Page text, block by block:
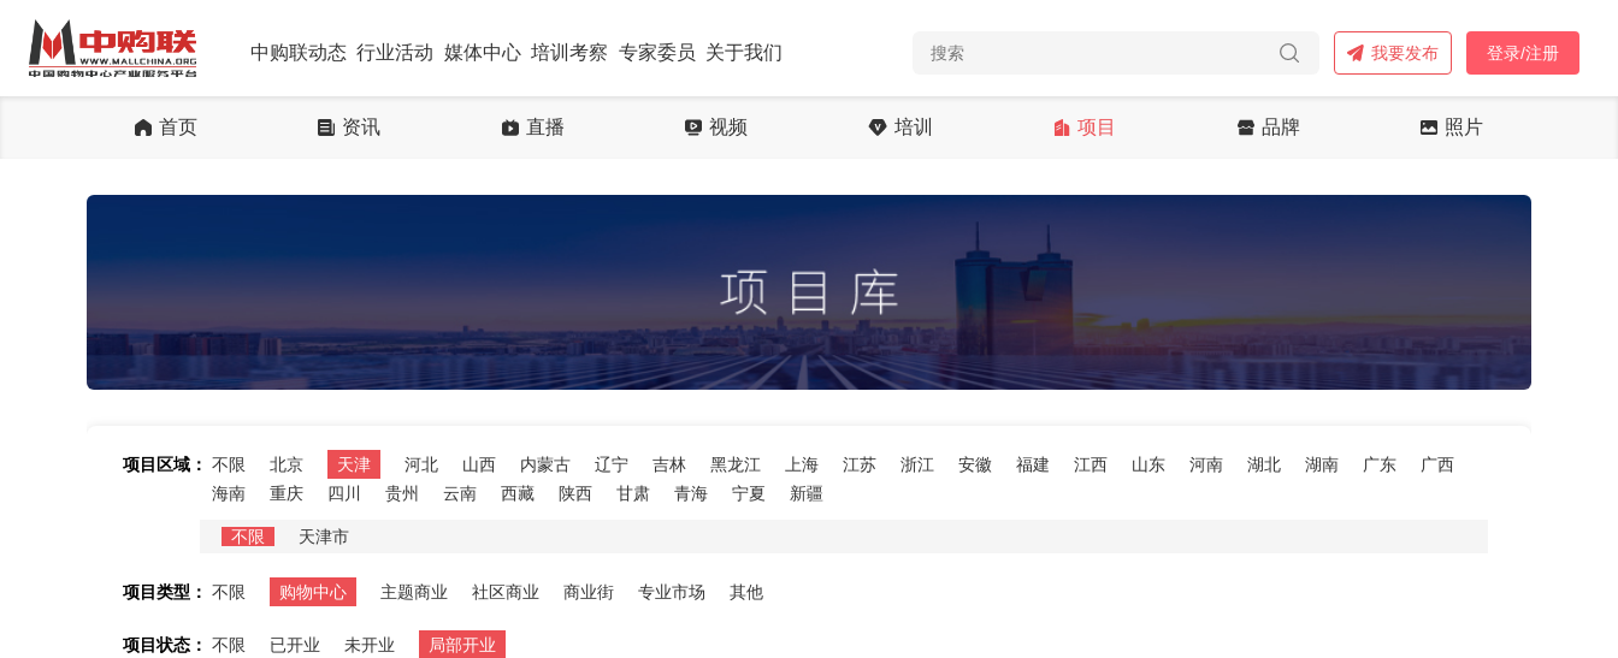
中购联动态 行业活动 媒体中心 培训考察 专家委员 关于我们 我要发布 登录/注册
首页 资讯 直播 视频 培训 项目 品牌 照片
项目区域： 不限 北京 天津 河北 山西 内蒙古 辽宁 吉林 黑龙江 上海 江苏 浙江 安徽 福建 江西 山东 河南 湖北 湖南 广东
广西
海南
重庆 四川 贵州 云南 西藏 陕西 甘肃 青海 宁夏 新疆
不限 天津市
项目类型： 不限 购物中心 主题商业 社区商业 商业街 专业市场 其他
项目状态： 不限 已开业 未开业 局部开业